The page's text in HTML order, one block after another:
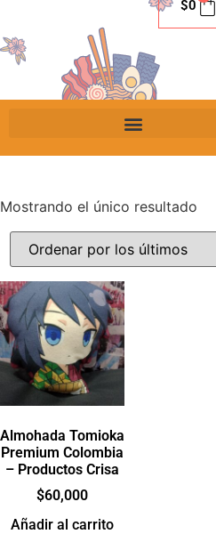
$0
Mostrando el único resultado
Almohada Tomioka
Premium Colombia
– Productos Crisa
$60,000
Añadir al carrito